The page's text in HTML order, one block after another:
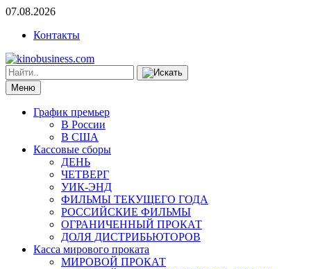
07.08.2026
Контакты
Меню
График премьер
В России
В США
Кассовые сборы
ДЕНЬ
ЧЕТВЕРГ
УИК-ЭНД
ФИЛЬМЫ ТЕКУЩЕГО ГОДА
РОССИЙСКИЕ ФИЛЬМЫ
ОГРАНИЧЕННЫЙ ПРОКАТ
ДОЛЯ ДИСТРИБЬЮТОРОВ
Касса мирового проката
МИРОВОЙ ПРОКАТ